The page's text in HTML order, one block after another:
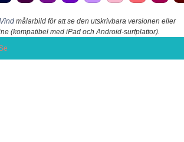
målarbild för att se den utskrivbara versionen eller
(kompatibel med iPad och Android-surfplattor).